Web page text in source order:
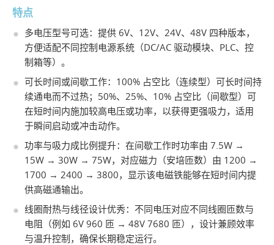
特点
多电压型号可选：提供 6V、12V、24V、48V 四种版本，
方便适配不同控制电源系统（DC/AC 驱动模块、PLC、控
制箱等）。
可长时间或间歇工作：100% 占空比（连续型）可长时间持
续通电而不过热；50%、25%、10% 占空比（间歇型）可
在短时间内施加较高电压或功率，以获得更强吸力，适用
于瞬间启动或冲击动作。
功率与吸力成比例提升：在间歇工作时功率由 7.5W →
15W → 30W → 75W，对应磁力（安培匝数）由 1200 →
1700 → 2400 → 3800，显示该电磁铁能够在短时间内提
供高磁通输出。
线圈耐热与线径设计优秀：不同电压对应不同线圈匝数与
电阻（例如 6V 960 匝 → 48V 7680 匝），设计兼顾效率
与温升控制，确保长期稳定运行。